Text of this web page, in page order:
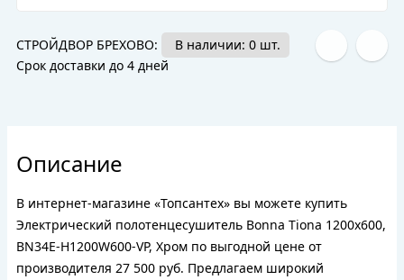
СТРОЙДВОР БРЕХОВО:
В наличии: 0 шт.
Срок доставки до 4 дней
Описание
В интернет-магазине «Топсантех» вы можете купить
Электрический полотенцесушитель Bonna Tiona 1200x600,
BN34E-H1200W600-VP, Хром по выгодной цене от
производителя 27 500 руб. Предлагаем широкий